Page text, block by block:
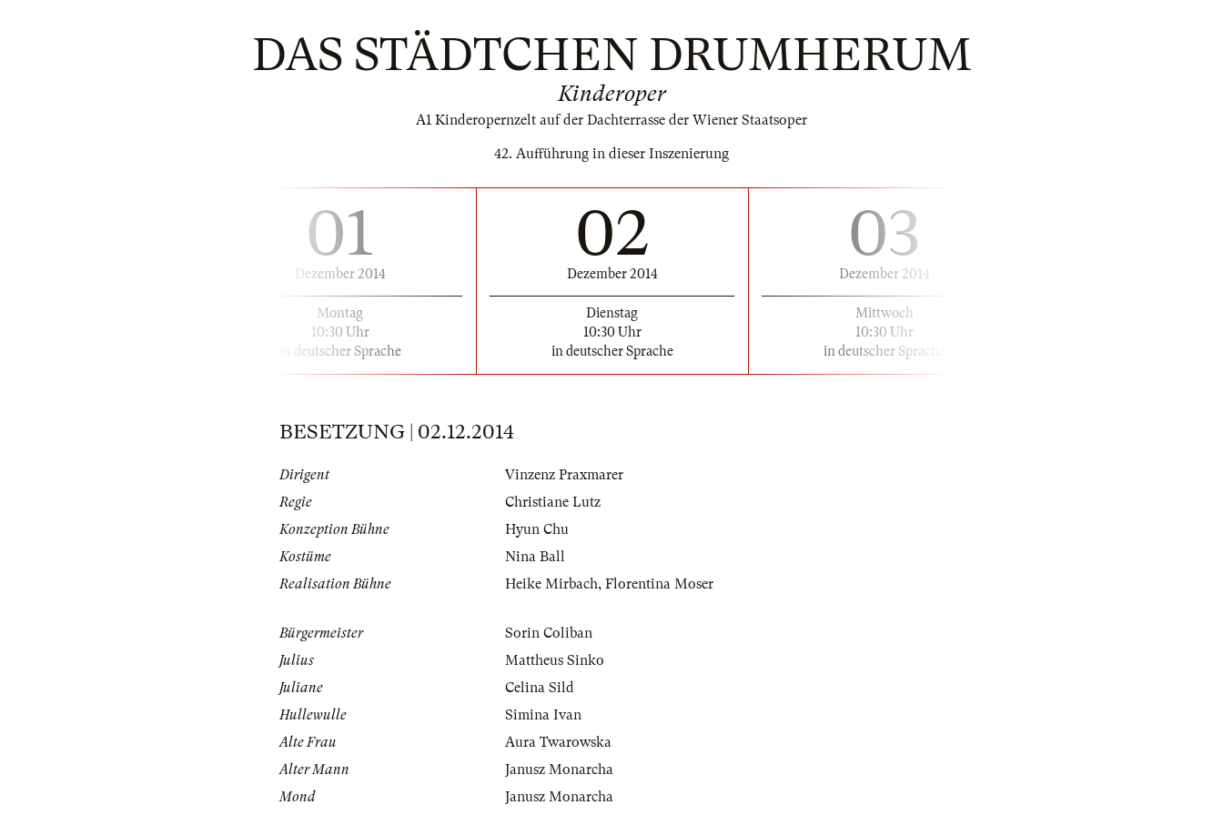
DAS STÄDTCHEN DRUMHERUM
Kinderoper
A1 Kinderopernzelt auf der Dachterrasse der Wiener Staatsoper
42. Aufführung in dieser Inszenierung
01
Dezember 2014
Montag
10:30 Uhr
in deutscher Sprache
02
Dezember 2014
Dienstag
10:30 Uhr
in deutscher Sprache
03
Dezember 2014
Mittwoch
10:30 Uhr
in deutscher Sprache
BESETZUNG | 02.12.2014
Dirigent
Vinzenz Praxmarer
Regie
Christiane Lutz
Konzeption Bühne
Hyun Chu
Kostüme
Nina Ball
Realisation Bühne
Heike Mirbach, Florentina Moser
Bürgermeister
Sorin Coliban
Julius
Mattheus Sinko
Juliane
Celina Sild
Hullewulle
Simina Ivan
Alte Frau
Aura Twarowska
Alter Mann
Janusz Monarcha
Mond
Janusz Monarcha